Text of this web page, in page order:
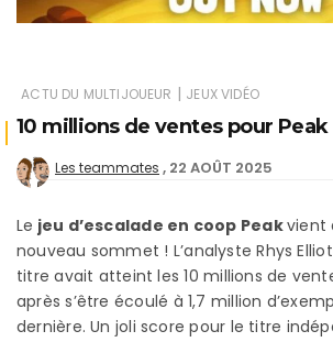
ACTU DU MULTIJOUEUR | JEUX VIDÉO
10 millions de ventes pour Peak
Les teammates 22 AOÛT 2025
Le jeu d’escalade en coop Peakvient
nouveau sommet ! L’analyste Rhys
titre avait atteint les 10 millions de
après s’être écoulé à 1,7 million
dernière. Un joli score pour le titre